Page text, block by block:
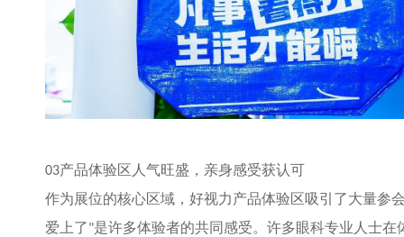
03产品体验区人气旺盛，亲身感受获认可
作为展位的核心区域，好视力产品体验区吸引了大量参
爱上了"是许多体验者的共同感受。许多眼科专业人士在